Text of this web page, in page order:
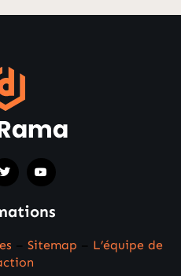
Sitemap
L’équipe de